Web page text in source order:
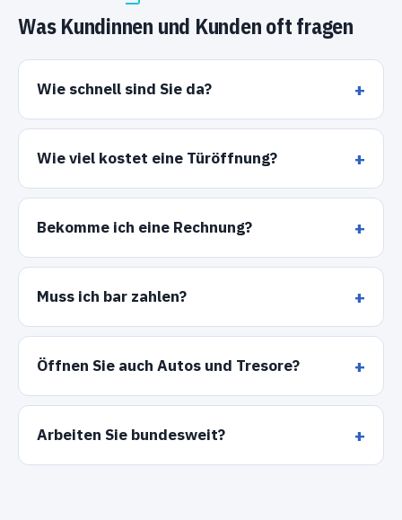
Was Kundinnen und Kunden oft fragen
Wie schnell sind Sie da?
Wie viel kostet eine Türöffnung?
Bekomme ich eine Rechnung?
Muss ich bar zahlen?
Öffnen Sie auch Autos und Tresore?
Arbeiten Sie bundesweit?